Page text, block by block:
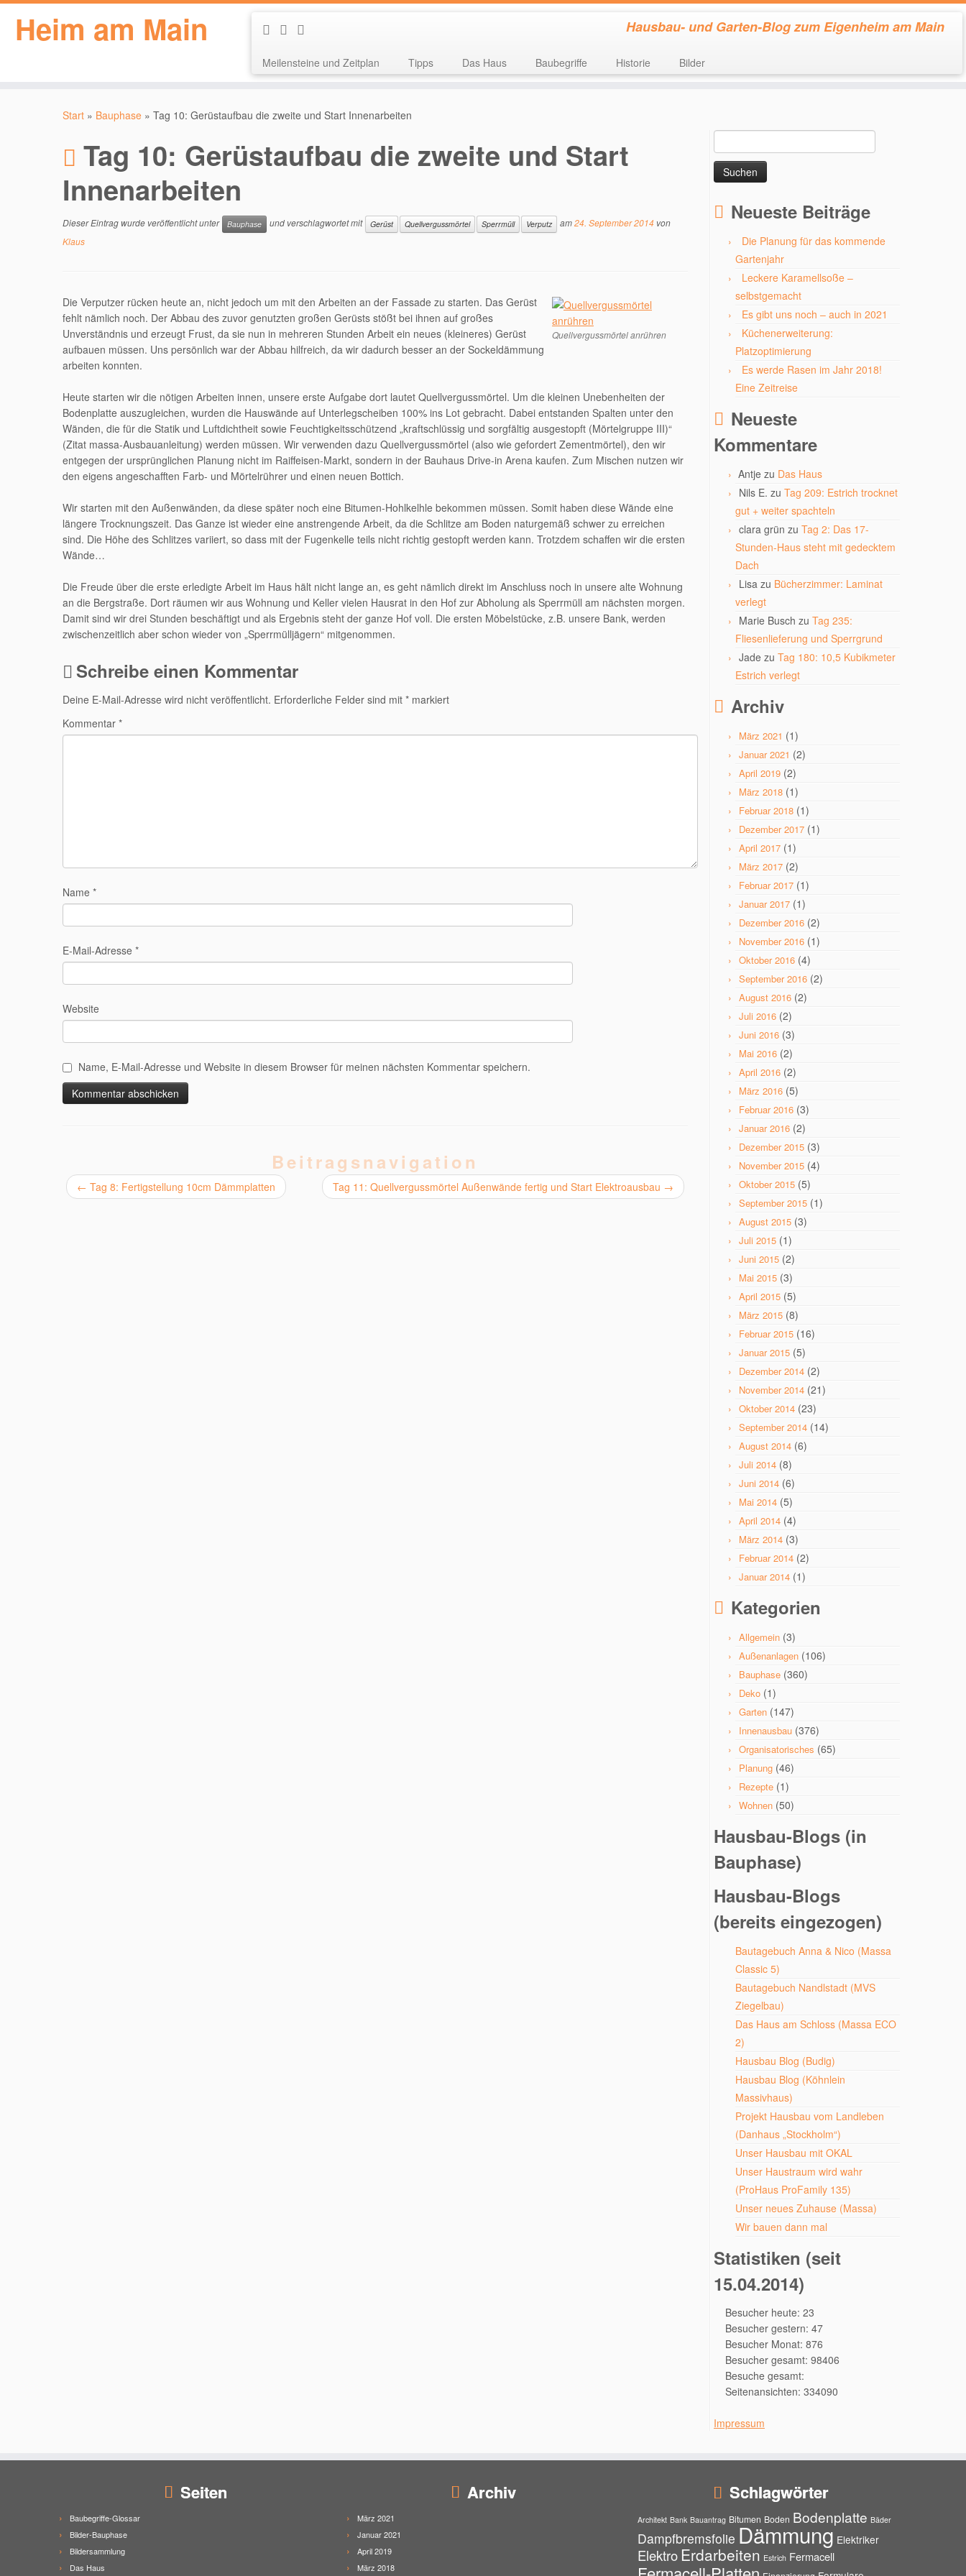
Heim am Main Hausbau- und Garten-Blog zum Eigenheim am Main
Meilensteine und Zeitplan Tipps Das Haus Baubegriffe Historie Bilder
Start » Bauphase » Tag 10: Gerüstaufbau die zweite und Start Innenarbeiten
Tag 10: Gerüstaufbau die zweite und Start
Innenarbeiten
Dieser Eintrag wurde veröffentlicht unter Bauphase und verschlagwortet mit Gerüst Quellvergussmörtel Sperrmüll Verputz am24. September 2014 von
Klaus
Quellvergussmörtel anrühren
Die Verputzer rücken heute an, nicht jedoch um mit den Arbeiten an der Fassade zu starten. Das Gerüst
fehlt nämlich noch. Der Abbau des zuvor genutzten großen Gerüsts stößt bei ihnen auf großes
Unverständnis und erzeugt Frust, da sie nun in mehreren Stunden Arbeit ein neues (kleineres) Gerüst
aufbauen müssen. Uns persönlich war der Abbau hilfreich, da wir dadurch besser an der Sockeldämmung
arbeiten konnten.
Heute starten wir die nötigen Arbeiten innen, unsere erste Aufgabe dort lautet Quellvergussmörtel. Um die kleinen Unebenheiten der
Bodenplatte auszugleichen, wurden die Hauswände auf Unterlegscheiben 100% ins Lot gebracht. Dabei entstanden Spalten unter den
Wänden, die für die Statik und Luftdichtheit sowie Feuchtigkeitsschützend „kraftschlüssig und sorgfältig ausgestopft (Mörtelgruppe III)“
(Zitat massa-Ausbauanleitung) werden müssen. Wir verwenden dazu Quellvergussmörtel (also wie gefordert Zementmörtel), den wir
entgegen der ursprünglichen Planung nicht im Raiffeisen-Markt, sondern in der Bauhaus Drive-in Arena kaufen. Zum Mischen nutzen wir
den eigens angeschafften Farb- und Mörtelrührer und einen neuen Bottich.
Wir starten mit den Außenwänden, da diese später noch eine Bitumen-Hohlkelhle bekommen müssen. Somit haben diese Wände eine
längere Trocknungszeit. Das Ganze ist wieder eine anstrengende Arbeit, da die Schlitze am Boden naturgemäß schwer zu erreichen
sind. Die Höhe des Schlitzes variiert, so dass mit der Fugenkelle teils nicht richtig gestopft werden kann. Trotzdem schaffen wir die ersten
Wände…
Die Freude über die erste erledigte Arbeit im Haus hält nicht lange an, es geht nämlich direkt im Anschluss noch in unsere alte Wohnung
an die Bergstraße. Dort räumen wir aus Wohnung und Keller vielen Hausrat in den Hof zur Abholung als Sperrmüll am nächsten morgen.
Damit sind wir drei Stunden beschäftigt und als Ergebnis steht der ganze Hof voll. Die ersten Möbelstücke, z.B. unsere Bank, werden
zwischenzeitlich aber schon wieder von „Sperrmülljägern“ mitgenommen.
Schreibe einen Kommentar
Deine E-Mail-Adresse wird nicht veröffentlicht. Erforderliche Felder sind mit * markiert
Kommentar *
Name *
E-Mail-Adresse *
Website
Name, E-Mail-Adresse und Website in diesem Browser für meinen nächsten Kommentar speichern.
Beitragsnavigation
← Tag 8: Fertigstellung 10cm Dämmplatten Tag 11: Quellvergussmörtel Außenwände fertig und Start Elektroausbau →
nach:
Neueste Beiträge
Die Planung für das kommende
Gartenjahr
Leckere Karamellsoße –
selbstgemacht
Es gibt uns noch – auch in 2021
Küchenerweiterung:
Platzoptimierung
Es werde Rasen im Jahr 2018!
Eine Zeitreise
Neueste
Kommentare
Antje zu Das Haus
Nils E. zu Tag 209: Estrich trocknet
gut + weiter spachteln
clara grün zu Tag 2: Das 17-
Stunden-Haus steht mit gedecktem
Dach
Lisa zu Bücherzimmer: Laminat
verlegt
Marie Busch zu Tag 235:
Fliesenlieferung und Sperrgrund
Jade zu Tag 180: 10,5 Kubikmeter
Estrich verlegt
Archiv
März 2021 (1)
Januar 2021 (2)
April 2019 (2)
März 2018 (1)
Februar 2018 (1)
Dezember 2017 (1)
April 2017 (1)
März 2017 (2)
Februar 2017 (1)
Januar 2017 (1)
Dezember 2016 (2)
November 2016 (1)
Oktober 2016 (4)
September 2016 (2)
August 2016 (2)
Juli 2016 (2)
Juni 2016 (3)
Mai 2016 (2)
April 2016 (2)
März 2016 (5)
Februar 2016 (3)
Januar 2016 (2)
Dezember 2015 (3)
November 2015 (4)
Oktober 2015 (5)
September 2015 (1)
August 2015 (3)
Juli 2015 (1)
Juni 2015 (2)
Mai 2015 (3)
April 2015 (5)
März 2015 (8)
Februar 2015 (16)
Januar 2015 (5)
Dezember 2014 (2)
November 2014 (21)
Oktober 2014 (23)
September 2014 (14)
August 2014 (6)
Juli 2014 (8)
Juni 2014 (6)
Mai 2014 (5)
April 2014 (4)
März 2014 (3)
Februar 2014 (2)
Januar 2014 (1)
Kategorien
Allgemein (3)
Außenanlagen (106)
Bauphase (360)
Deko (1)
Garten (147)
Innenausbau (376)
Organisatorisches (65)
Planung (46)
Rezepte (1)
Wohnen (50)
Hausbau-Blogs (in
Bauphase)
Hausbau-Blogs
(bereits eingezogen)
Bautagebuch Anna & Nico (Massa
Classic 5)
Bautagebuch Nandlstadt (MVS
Ziegelbau)
Das Haus am Schloss (Massa ECO
2)
Hausbau Blog (Budig)
Hausbau Blog (Köhnlein
Massivhaus)
Projekt Hausbau vom Landleben
(Danhaus „Stockholm“)
Unser Hausbau mit OKAL
Unser Haustraum wird wahr
(ProHaus ProFamily 135)
Unser neues Zuhause (Massa)
Wir bauen dann mal
Statistiken (seit
15.04.2014)
Besucher heute: 23
Besucher gestern: 47
Besucher Monat: 876
Besucher gesamt: 98406
Besuche gesamt:
Seitenansichten: 334090
Impressum
Seiten
Baubegriffe-Glossar
Bilder-Bauphase
Bildersammlung
Das Haus
Archiv
März 2021
Januar 2021
April 2019
März 2018
Schlagwörter
Architekt Bank Bauantrag Bitumen Boden Bodenplatte Bäder
Dampfbremsfolie Dämmung Elektriker
Elektro Erdarbeiten Estrich Fermacell